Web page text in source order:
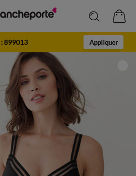
:899013 Appliquer